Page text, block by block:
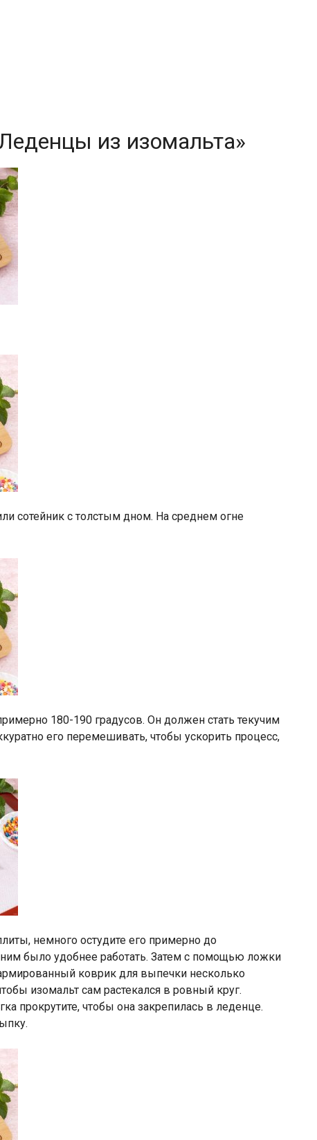
из изомальта»
сотейник с толстым дном. На среднем огне
180-190 градусов. Он должен стать текучим
его перемешивать, чтобы ускорить процесс,
немного остудите его примерно до
было удобнее работать. Затем с помощью ложки
коврик для выпечки несколько
изомальт сам растекался в ровный круг.
прокрутите, чтобы она закрепилась в леденце.